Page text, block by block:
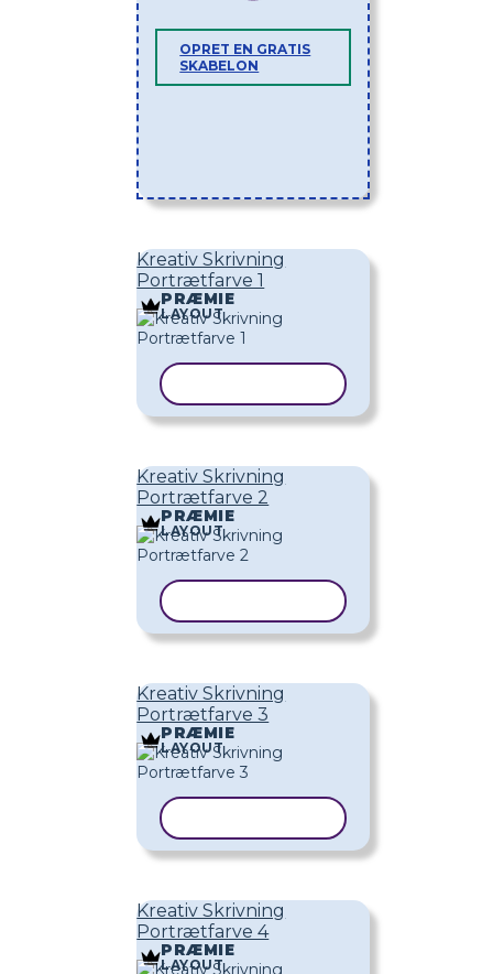
OPRET EN GRATIS
SKABELON
Kreativ Skrivning
Portrætfarve 1
PRÆMIE
LAYOUT
Kreativ Skrivning
Portrætfarve 2
PRÆMIE
LAYOUT
Kreativ Skrivning
Portrætfarve 3
PRÆMIE
LAYOUT
Kreativ Skrivning
Portrætfarve 4
PRÆMIE
LAYOUT